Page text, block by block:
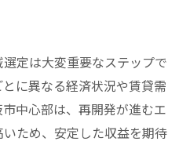
プローチ
の賃料上昇を見込む方法
た意思決定
定は大変重要なステップで
に異なる経済状況や賃貸需
中心部は、再開発が進むエ
ため、安定した収益を期待